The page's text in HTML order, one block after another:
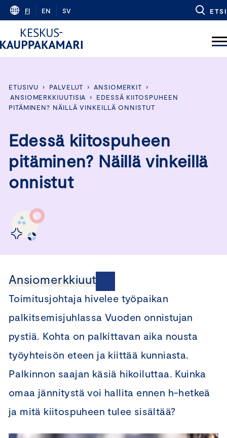
Skip
content
FI EN SV ETSI
ETUSIVU › PALVELUT › ANSIOMERKIT
›
ANSIOMERKKIUUTISIA
›
EDESSÄ KIITOSPUHEEN
PITÄMINEN? NÄILLÄ VINKEILLÄ ONNISTUT
Edessä kiitospuheen
pitäminen? Näillä vinkeillä
onnistut
Ansiomerkkiuutisia
Toimitusjohtaja hivelee työpaikan
palkitsemisjuhlassa Vuoden onnistujan
pystiä. Kohta on palkittavan aika nousta
työyhteisön eteen ja kiittää kunniasta.
Palkinnon saajan käsiä hikoiluttaa. Kuinka
omaa jännitystä voi hallita ennen h-hetkeä
ja mitä kiitospuheen tulee sisältää?